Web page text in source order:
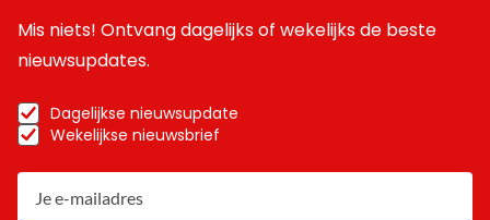
Mis niets! Ontvang dagelijks of wekelijks de beste
nieuwsupdates.
Dagelijkse nieuwsupdate
Wekelijkse nieuwsbrief